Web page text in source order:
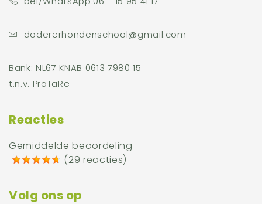
dodererhondenschool@gmail.com
Bank: NL67 KNAB 0613 7980 15
t.n.v. ProTaRe
Reacties
Gemiddelde beoordeling
(29 reacties)
Volg ons op